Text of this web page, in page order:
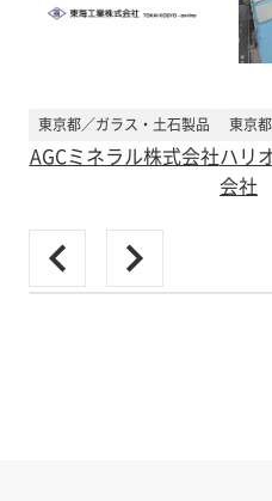
東京都／ガラス・土石製品
AGCミネラル株式会社
東京
ハリ
会社